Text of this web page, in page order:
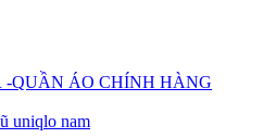
-QUẦN ÁO CHÍNH HÀNG
uniqlo nam